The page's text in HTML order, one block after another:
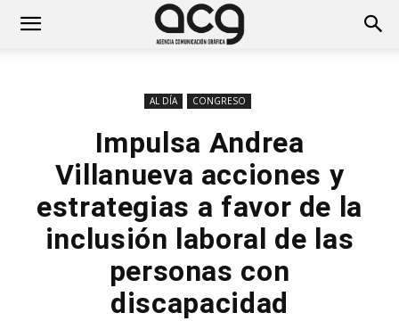
AL DÍA CONGRESO
Impulsa Andrea
Villanueva acciones y
estrategias a favor de la
inclusión laboral de las
personas con
discapacidad